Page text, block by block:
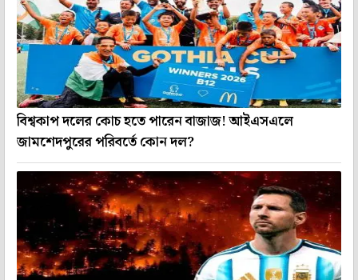
বিশ্বকাপ দলের কোচ হতে পারেন বাজাজ! আইএসএলে
জামশেদপুরের পরিবর্তে কোন দল?